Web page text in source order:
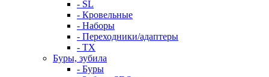
- SL
- Кровельные
- Наборы
- Переходники/адаптеры
- ТX
Буры, зубила
- Буры